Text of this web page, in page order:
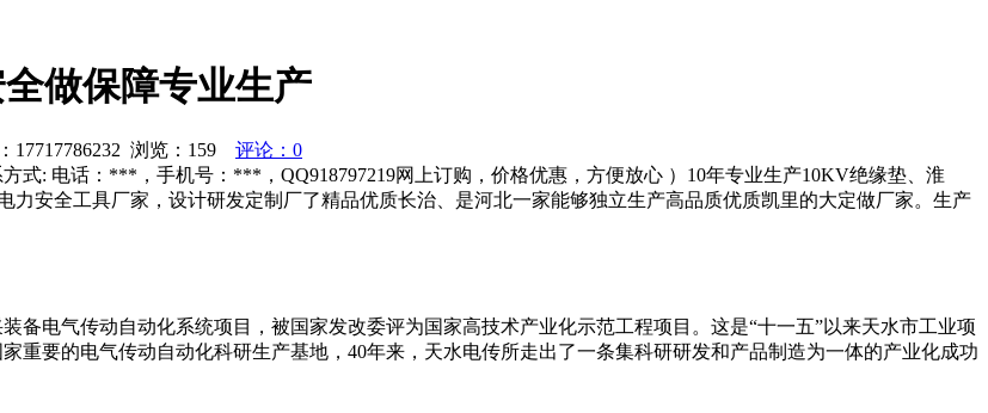
做保障专业生产
17717786232 浏览： 159
评论：0
式: 电话：***，手机号：***，QQ918797219网上订购，价格优惠，方便放心 ）10年专业生产10KV绝缘垫、淮
安全工具厂家，设计研发定制厂了精品优质长治、是河北一家能够独立生产高品质优质凯里的大定做厂家。生产
备电气传动自动化系统项目，被国家发改委评为国家高技术产业化示范工程项目。这是“十一五”以来天水市工业项
重要的电气传动自动化科研生产基地，40年来，天水电传所走出了一条集科研研发和产品制造为一体的产业化成功